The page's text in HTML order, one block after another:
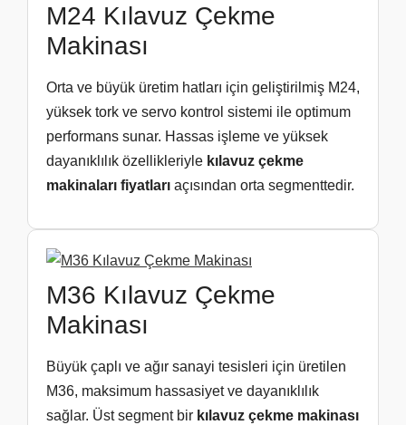
M24 Kılavuz Çekme
Makinası
Orta ve büyük üretim hatları için geliştirilmiş M24,
yüksek tork ve servo kontrol sistemi ile optimum
performans sunar. Hassas işleme ve yüksek
dayanıklılık özellikleriyle kılavuz çekme
makinaları fiyatları açısından orta segmenttedir.
M36 Kılavuz Çekme
Makinası
Büyük çaplı ve ağır sanayi tesisleri için üretilen
M36, maksimum hassasiyet ve dayanıklılık
sağlar. Üst segment bir kılavuz çekme makinası